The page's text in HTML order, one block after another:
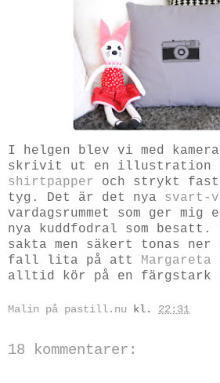
I helgen blev vi med
skrivit ut en illustration
shirtpapper
och strykt
tyg. Det är det nya svart-
vardagsrummet som ger
nya kuddfodral som
sakta men säkert tonas
fall lita på att
alltid kör på en
Malin på pastill.nu kl. 22:31
18 kommentarer: